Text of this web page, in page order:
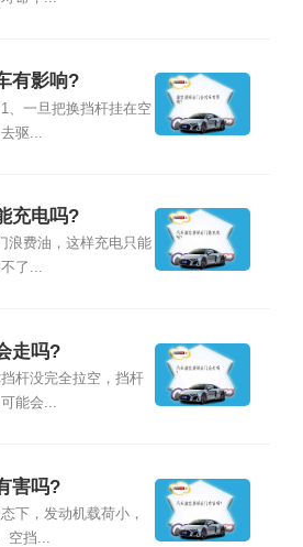
有影响?
、一旦把换挡杆挂在空
驱...
充电吗?
浪费油，这样充电只能
了...
走吗?
杆没完全拉空，挡杆
能会...
害吗?
下，发动机载荷小，
空挡...